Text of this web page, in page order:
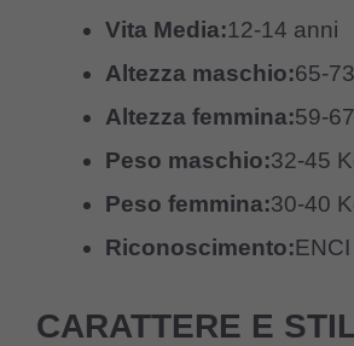
Vita Media:12-14 anni
Altezza maschio:65-
Altezza femmina:59-
Peso maschio:32-45
Peso femmina:30-40
Riconoscimento:ENCI
CARATTERE E